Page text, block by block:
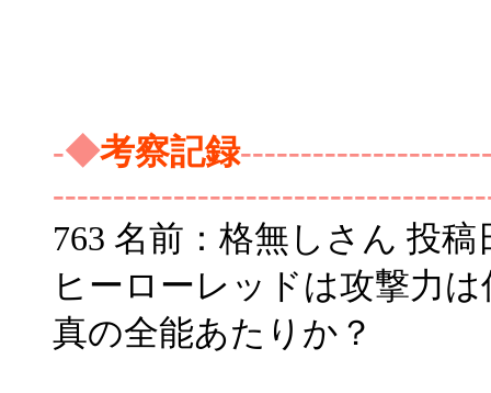
-◆考察記録
763 名前：格無しさん 投稿
ヒーローレッドは攻撃力
真の全能あたりか？